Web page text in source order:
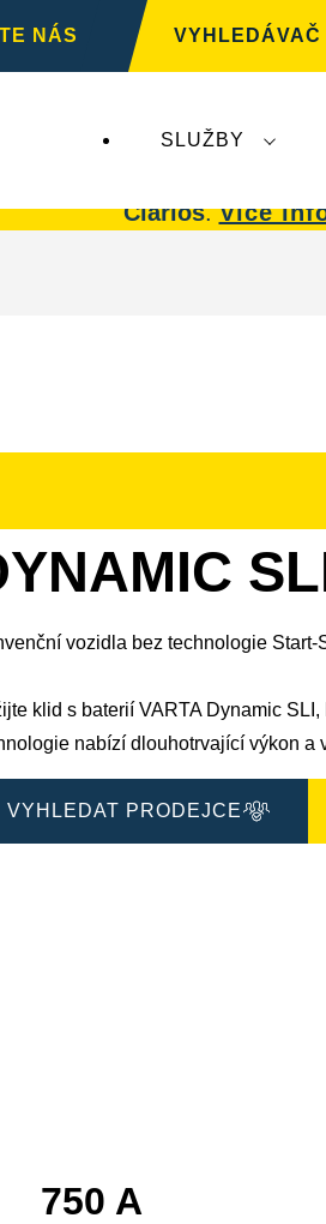
NÁS VYHLEDÁVAČ
SLUŽBY
Clarios.Více
vozidla bez technologie
klid s baterií VARTA Dynamic
nabízí dlouhotrvající výkon a
VYHLEDAT PRODEJCE
750 A